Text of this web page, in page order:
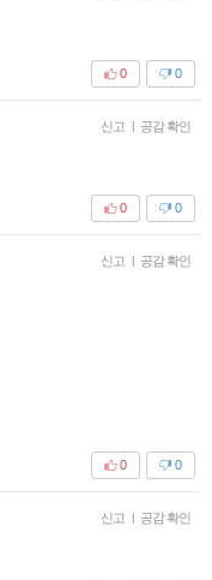
0
0
신고 | 공감 확인
0
0
신고 | 공감 확인
0
0
신고 | 공감 확인